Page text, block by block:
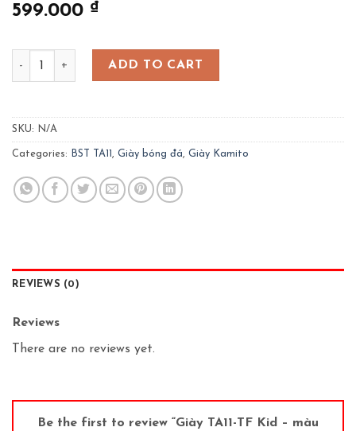
599.000 ₫
Giày TA11-TF Kid - màu xanh dương quantity
ADD TO CART
SKU: N/A
Categories: BST TA11 , Giày bóng đá, Giày Kamito
REVIEWS (0)
Reviews
There are no reviews yet.
Be the first to review “Giày TA11-TF Kid – màu